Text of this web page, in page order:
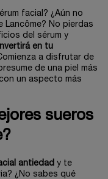
facial? ¿Aún no
Lancôme? No pierdas
del sérum y
en tu
a disfrutar de
de una piel más
un aspecto más
sueros
antiedad y te
¿No sabes qué